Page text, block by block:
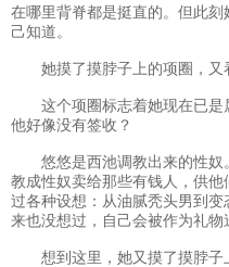
在哪里背脊都是挺直的。但此
己知道。
她摸了摸脖子上的项圈，又
这个项圈标志着她现在已是
他好像没有签收？
悠悠是西池调教出来的性奴
教成性奴卖给那些有钱人，供
过各种设想：从油腻秃头男到
来也没想过，自己会被作为礼物
想到这里，她又摸了摸脖子